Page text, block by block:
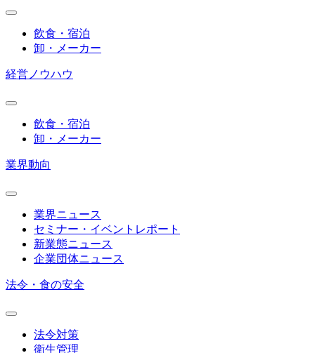
飲食・宿泊
卸・メーカー
経営ノウハウ
飲食・宿泊
卸・メーカー
業界動向
業界ニュース
セミナー・イベントレポート
新業態ニュース
企業団体ニュース
法令・食の安全
法令対策
衛生管理